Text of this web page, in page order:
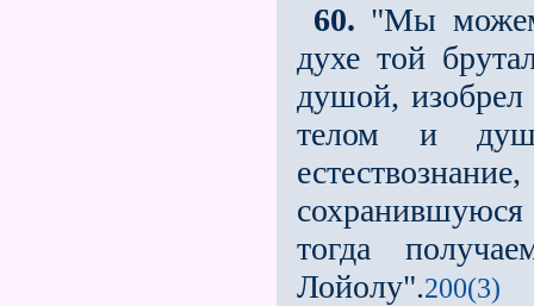
60. "Мы можем
духе той
душой,
телом и
тогда
Лойолу".200(3)